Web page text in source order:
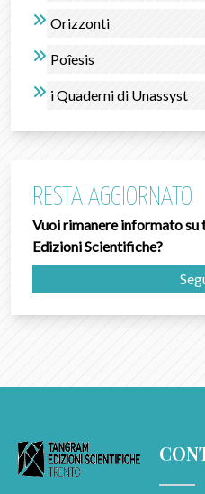
Orizzonti
Poîesis
i Quaderni di Unassyst
RESTA AGGIORNATO
Vuoi rimanere informato
Edizioni Scientifiche?